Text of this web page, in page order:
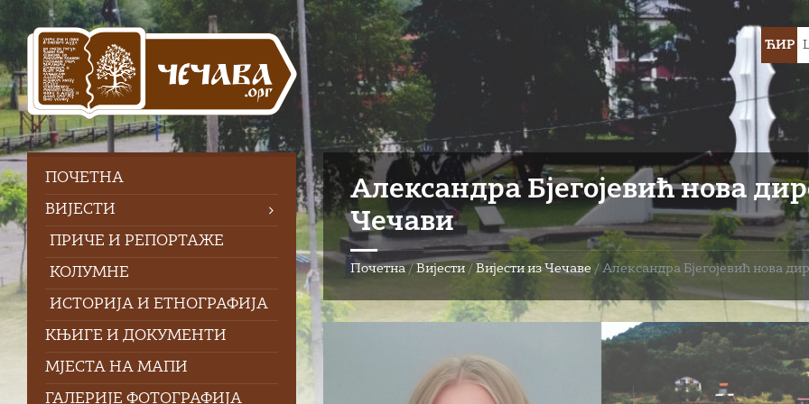
Skip
content
Skip
left
sidebar
Skip
footer
Choose
ЋИР
Александра Бјегојевић нова
Чечави
Почетна/Вијести /Вијести из Чечаве / Александра Бјегојевић нова
ПOЧЕТНА
ВИЈЕСТИ
ПРИЧЕ И РЕПОРТАЖЕ
КОЛУМНЕ
ИСТОРИЈА И ЕТНОГРАФИЈА
КЊИГЕ И ДОКУМЕНТИ
МЈЕСТА НА МАПИ
ГАЛЕРИЈЕ ФОТОГРАФИЈА